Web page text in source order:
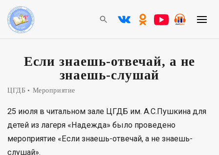
Если знаешь-отвечай, а не
знаешь-слушай
ЦГДБ Мероприятие
25 июля в читальном зале ЦГДБ им. А.С.Пушкина для
детей из лагеря «Надежда» было проведено
мероприятие «Если знаешь-отвечай, а не знаешь-
слушай».